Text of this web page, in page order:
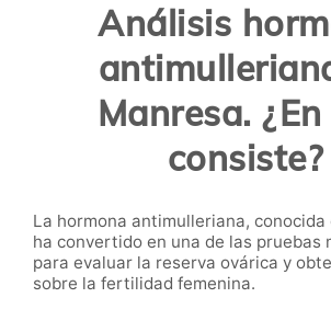
Análisis
Manresa.
consiste?
La hormona antimulleriana, conocida
ha convertido en una de las pruebas
para evaluar la reserva ovárica y
sobre la fertilidad femenina.